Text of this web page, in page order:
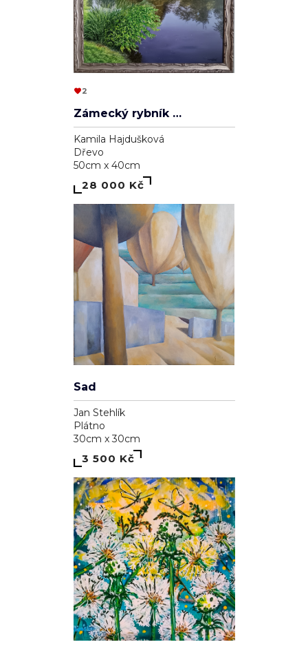
2
Zámecký rybník v Lednici
Kamila Hajdušková
Dřevo
50cm x 40cm
28 000 Kč
Sad
Jan Stehlík
Plátno
30cm x 30cm
3 500 Kč